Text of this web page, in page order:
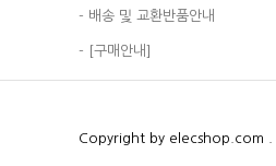
- 배송 및 교환반품안내
- [구매안내]
Copyright by elecshop.com .